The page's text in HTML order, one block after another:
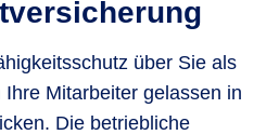
über Sie als
Mitarbeiter gelassen in
Die betriebliche